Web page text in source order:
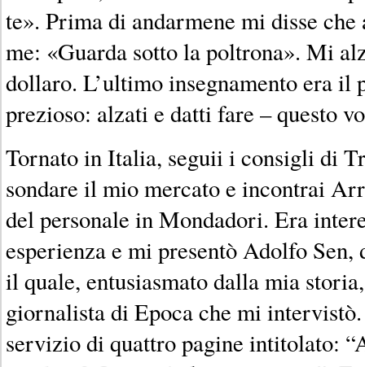
te». Prima di andarmene mi disse che
me: «Guarda sotto la poltrona». Mi
dollaro. L’ultimo insegnamento era
prezioso: alzati e datti fare – questo
Tornato in Italia, seguii i consigli di
sondare il mio mercato e incontrai
del personale in Mondadori. Era
esperienza e mi presentò Adolfo
il quale, entusiasmato dalla mia
giornalista di Epoca che mi
servizio di quattro pagine intitolato: